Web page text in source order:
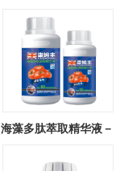
瓜类专用
海藻多肽萃取精华液－